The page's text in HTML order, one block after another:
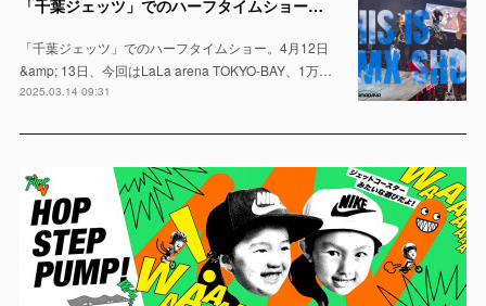
「千葉ジェッツ」でのハーフタイムショー出演決定！LaLa arena TOKYO-BAYの1万人の会場で実施 ※4月12日 & 13日
「千葉ジェッツ」でのハーフタイムショー。4月12日
&amp; 13日、今回はLaLa arena TOKYO-BAY、1万…
2025.03.14 09:31